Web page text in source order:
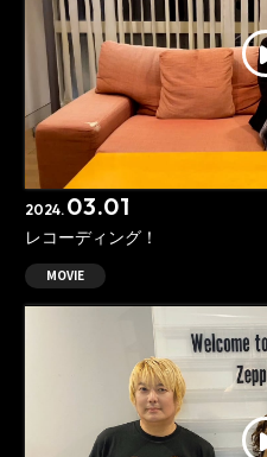
2024. 03.01
レコーディング！
MOVIE